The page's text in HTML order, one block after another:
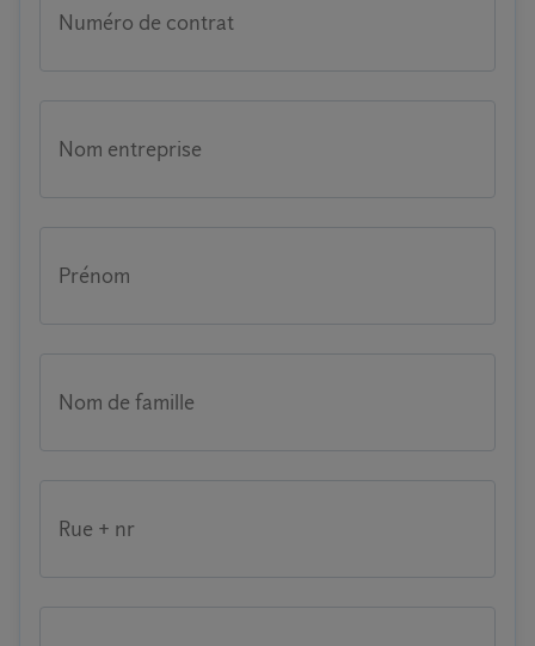
Numéro de contrat
Nom entreprise
Prénom
Nom de famille
Rue + nr